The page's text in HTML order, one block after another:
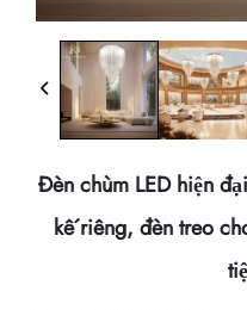
Đèn chùm LED hiện
kế riêng, đèn treo